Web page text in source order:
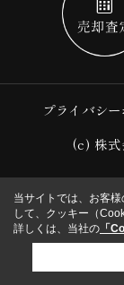
プライバシ
(c) 株
当サイトでは、お客
して、クッキー（
詳しくは、当社の 「